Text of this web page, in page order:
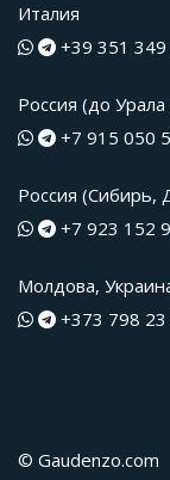
Италия
+39 351
Россия (до
+7 915 050
Россия (Сибирь,
+7 923 152
Молдова,
+373 798 23
© Gaudenzo.com